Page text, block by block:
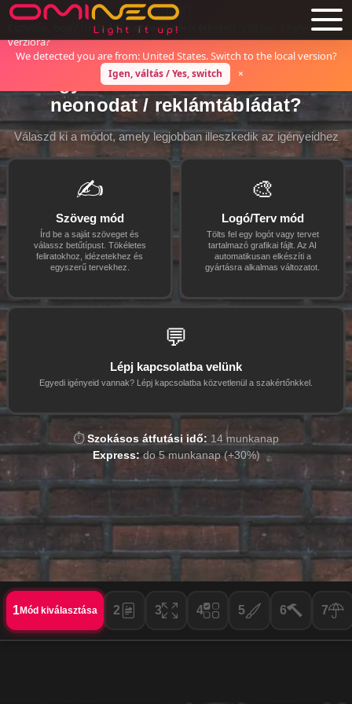
🇺🇸
Észleltük, hogy United States területéről érkezett. Váltson a helyi
verzióra?
We detected you are from: United States. Switch to the local version?
Igen, váltás / Yes, switch ×
Skip to main content
Hogyan szeretnéd elkészíteni a
neonodat / reklámtábládat?
Válaszd ki a módot, amely legjobban illeszkedik az igényeidhez
✍️
Szöveg mód
Írd be a saját szöveget és
válassz betűtípust. Tökéletes
feliratokhoz, idézetekhez és
egyszerű tervekhez.
🎨
Logó/Terv mód
Tölts fel egy logót vagy tervet
tartalmazó grafikai fájlt. Az AI
automatikusan elkészíti a
gyártásra alkalmas változatot.
💬
Lépj kapcsolatba velünk
Egyedi igényeid vannak? Lépj kapcsolatba közvetlenül a szakértőnkkel.
⏱️Szokásos átfutási idő: 14 munkanap
Express: do 5munkanap (+30%)
1Mód kiválasztása 2 3 4 5 6 7